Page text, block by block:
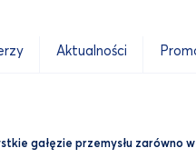
Aktualności
gałęzie przemysłu